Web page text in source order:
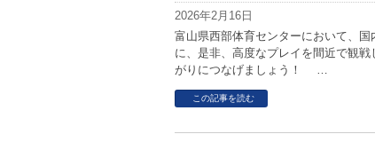
2026年2月16日
富山県西部体育センターにおいて、
に、是非、高度なプレイを間近で観
がりにつなげましょう！ …
この記事を読む